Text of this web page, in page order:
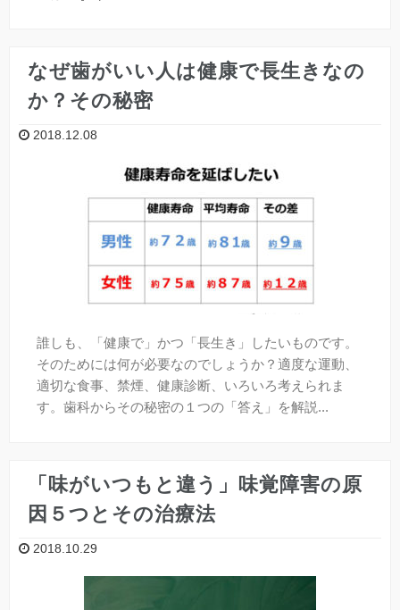
なぜ歯がいい人は健康で長生きなの
か？その秘密
2018.12.08
誰しも、「健康で」かつ「長生き」したいものです。
そのためには何が必要なのでしょうか？適度な運動、
適切な食事、禁煙、健康診断、いろいろ考えられま
す。歯科からその秘密の１つの「答え」を解説...
「味がいつもと違う」味覚障害の原
因５つとその治療法
2018.10.29